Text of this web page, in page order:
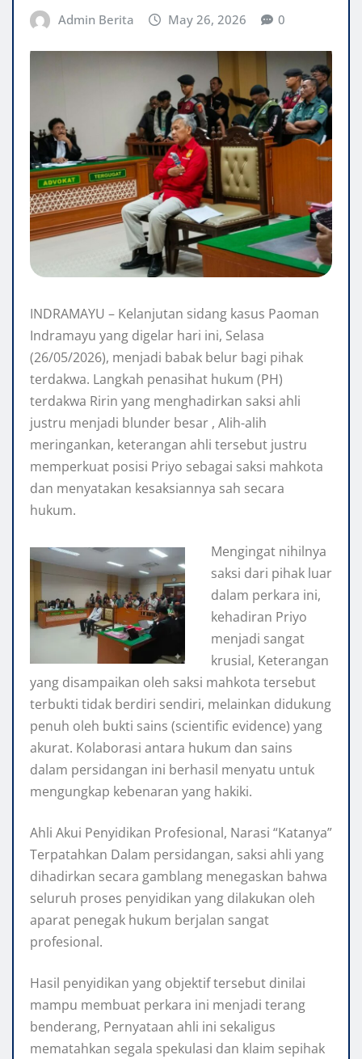
Admin Berita May 26, 2026 0
INDRAMAYU – Kelanjutan sidang kasus Paoman
Indramayu yang digelar hari ini, Selasa
(26/05/2026), menjadi babak belur bagi pihak
terdakwa. Langkah penasihat hukum (PH)
terdakwa Ririn yang menghadirkan saksi ahli
justru menjadi blunder besar , Alih-alih
meringankan, keterangan ahli tersebut justru
memperkuat posisi Priyo sebagai saksi mahkota
dan menyatakan kesaksiannya sah secara
hukum.
Mengingat nihilnya
saksi dari pihak luar
dalam perkara ini,
kehadiran Priyo
menjadi sangat
krusial, Keterangan
yang disampaikan oleh saksi mahkota tersebut
terbukti tidak berdiri sendiri, melainkan didukung
penuh oleh bukti sains (scientific evidence) yang
akurat. Kolaborasi antara hukum dan sains
dalam persidangan ini berhasil menyatu untuk
mengungkap kebenaran yang hakiki.
Ahli Akui Penyidikan Profesional, Narasi “Katanya”
Terpatahkan Dalam persidangan, saksi ahli yang
dihadirkan secara gamblang menegaskan bahwa
seluruh proses penyidikan yang dilakukan oleh
aparat penegak hukum berjalan sangat
profesional.
Hasil penyidikan yang objektif tersebut dinilai
mampu membuat perkara ini menjadi terang
benderang, Pernyataan ahli ini sekaligus
mematahkan segala spekulasi dan klaim sepihak